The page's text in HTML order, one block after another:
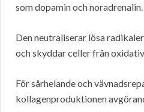
som dopamin och noradrenalin.
Den neutraliserar lösa
och skyddar celler från oxidativ
För sårhelande och
kollagenproduktionen